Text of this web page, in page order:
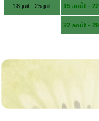
18 juil - 25 juil 15 août -
22 août -